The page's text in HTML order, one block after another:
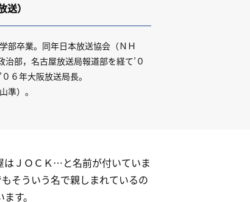
送）
部卒業。同年日本放送協会（ＮＨ
部，名古屋放送局報道部を経て’０
６年大阪放送局長。
準）。
ＪＯＣＫ…と名前が付いていま
そういう名で親しまれているの
す。